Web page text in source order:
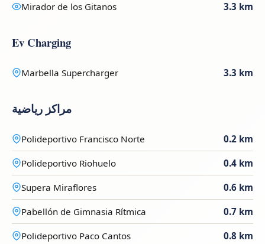
Mirador de los Gitanos 3.3 km
Ev Charging
Marbella Supercharger 3.3 km
مراكز رياضية
Polideportivo Francisco Norte 0.2 km
Polideportivo Riohuelo 0.4 km
Supera Miraflores 0.6 km
Pabellón de Gimnasia Rítmica 0.7 km
Polideportivo Paco Cantos 0.8 km